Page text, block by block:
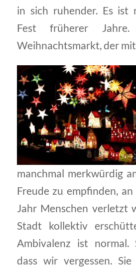
in sich ruhender. Es ist
Fest früherer
Weihnachtsmarkt, der
manchmal merkwürdig
Freude zu empfinden,
Jahr Menschen verletzt
Stadt kollektiv
Ambivalenz ist normal.
dass wir vergessen.